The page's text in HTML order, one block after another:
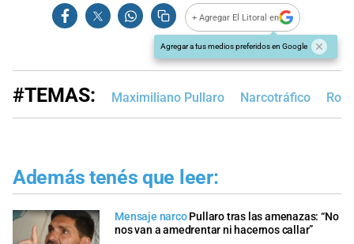
+ Agregar El Litoral en
Agregar a tus medios preferidos en Google
#TEMAS: Maximiliano Pullaro Narcotráfico
Además tenés que leer:
Mensaje narco Pullaro tras las amenazas: “No
nos van a amedrentar ni hacernos callar”